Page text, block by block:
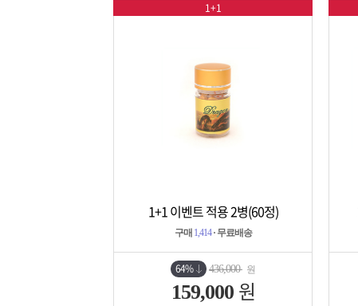
상세보기 담기
1+1 이벤트 적용 2병(60정)
구매 1,414· 무료배송
64% 436,000 원
159,000 원
1+1